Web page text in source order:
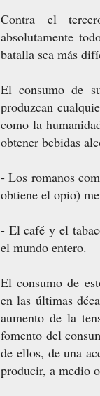
Contra el
absolutamente
batalla sea más
El consumo de
produzcan
como la
obtener bebidas
- Los romanos
obtiene el opio)
- El café y el
el mundo entero.
El consumo de
en las últimas
aumento de la
fomento del
de ellos, de una
producir, a medio